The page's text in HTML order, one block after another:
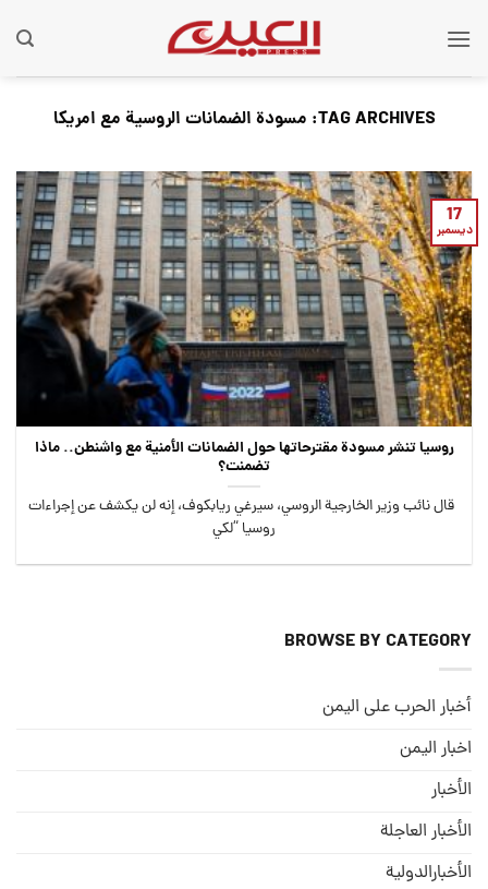
TAG ARCHIVES: مسودة الضمانات الروسية مع امريكا
روسيا تنشر مسودة مقترحاتها حول الضمانات الأمنية مع واشنطن.. ماذا
تضمنت؟
قال نائب وزير الخارجية الروسي، سيرغي ريابكوف، إنه لن يكشف عن إجراءات
روسيا “لكي
17
ديسمبر
BROWSE BY CATEGORY
أخبار الحرب على اليمن
اخبار اليمن
الأخبار
الأخبار العاجلة
الأخبارالدولية